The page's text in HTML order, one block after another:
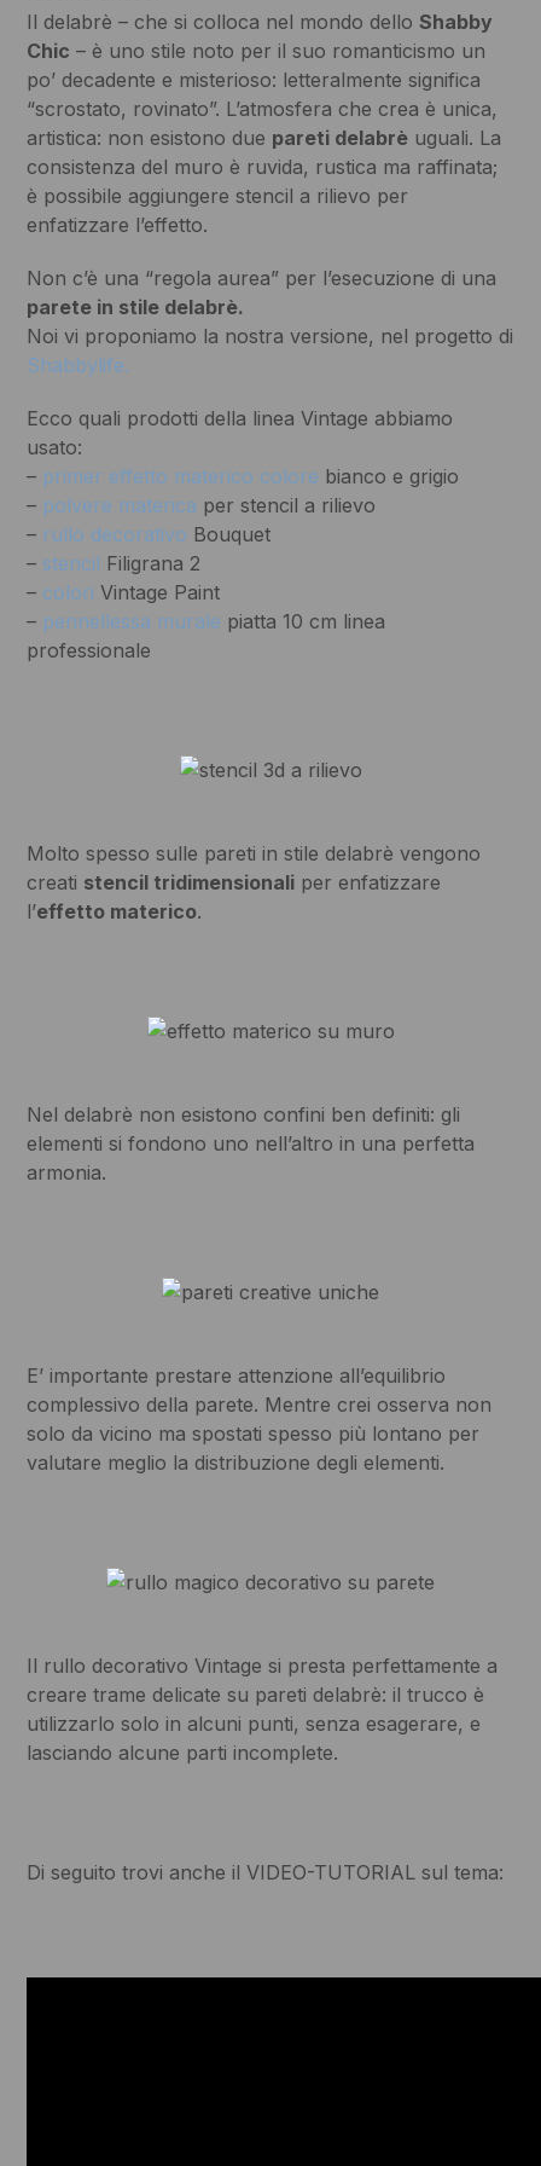
Il delabrè – che si colloca nel mondo delloShabby
Chic – è uno stile noto per il suo romanticismo un
po’ decadente e misterioso: letteralmente significa
“scrostato, rovinato”. L’atmosfera che crea è unica,
artistica: non esistono due pareti delabrè uguali. La
consistenza del muro è ruvida, rustica ma raffinata;
è possibile aggiungere stencil a rilievo per
enfatizzare l’effetto.
Non c’è una “regola aurea” per l’esecuzione di una
parete in stile delabrè.
Noi vi proponiamo la nostra versione, nel progetto di
Shabbylife.
Ecco quali prodotti della linea Vintage abbiamo
usato:
– primer effetto materico colore bianco e grigio
– polvere materica per stencil a rilievo
– rullo decorativo Bouquet
– stencil Filigrana 2
– colori Vintage Paint
– pennellessa murale piatta 10 cm linea
professionale
Molto spesso sulle pareti in stile delabrè vengono
creati stencil tridimensionali per enfatizzare
l’effetto materico.
Nel delabrè non esistono confini ben definiti: gli
elementi si fondono uno nell’altro in una perfetta
armonia.
E’ importante prestare attenzione all’equilibrio
complessivo della parete. Mentre crei osserva non
solo da vicino ma spostati spesso più lontano per
valutare meglio la distribuzione degli elementi.
Il rullo decorativo Vintage si presta perfettamente a
creare trame delicate su pareti delabrè: il trucco è
utilizzarlo solo in alcuni punti, senza esagerare, e
lasciando alcune parti incomplete.
Di seguito trovi anche il VIDEO-TUTORIAL sul tema: